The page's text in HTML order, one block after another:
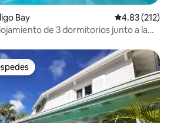
Bay Calificación
4.83 (212)
de 3 dormitorios junto a la